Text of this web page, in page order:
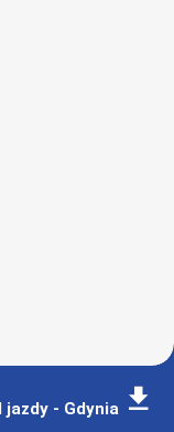
jazdy - Gdynia 󰇚